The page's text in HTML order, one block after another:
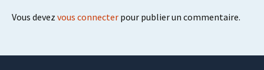
Vous devez vous connecter pour publier un commentaire.